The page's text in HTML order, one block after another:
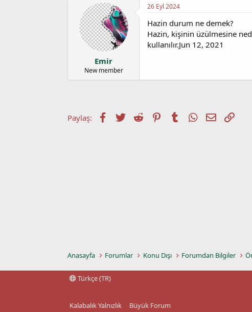
a
ş
l
a
n
g
ı
ç
t
a
i
Emir
New member
26 Eyl 2024
Hazin durum ne demek?
Hazin, kişinin üzülmesine
kullanılır.Jun 12, 2021
Paylaş: Facebook
TwitterReddit PinterestTumblrWhatsApp
E-postaLink
Anasayfa Forumlar Konu Dışı Forumdan Bilgiler
Türkçe (TR)
Kalabalık Yalnızlık Büyük Forum